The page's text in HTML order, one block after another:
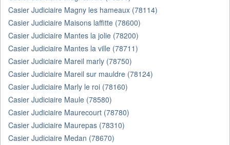
Casier Judiciaire Magny les hameaux (78114)
Casier Judiciaire Maisons laffitte (78600)
Casier Judiciaire Mantes la jolie (78200)
Casier Judiciaire Mantes la ville (78711)
Casier Judiciaire Mareil marly (78750)
Casier Judiciaire Mareil sur mauldre (78124)
Casier Judiciaire Marly le roi (78160)
Casier Judiciaire Maule (78580)
Casier Judiciaire Maurecourt (78780)
Casier Judiciaire Maurepas (78310)
Casier Judiciaire Medan (78670)